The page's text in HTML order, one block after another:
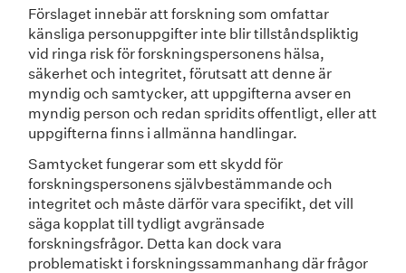
Förslaget innebär att forskning som omfattar
känsliga personuppgifter inte blir tillståndspliktig
vid ringa risk för forskningspersonens hälsa,
säkerhet och integritet, förutsatt att denne är
myndig och samtycker, att uppgifterna avser en
myndig person och redan spridits offentligt, eller att
uppgifterna finns i allmänna handlingar.
Samtycket fungerar som ett skydd för
forskningspersonens självbestämmande och
integritet och måste därför vara specifikt, det vill
säga kopplat till tydligt avgränsade
forskningsfrågor. Detta kan dock vara
problematiskt i forskningssammanhang där frågor